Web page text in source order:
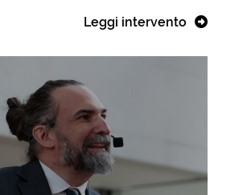
Leggi intervento